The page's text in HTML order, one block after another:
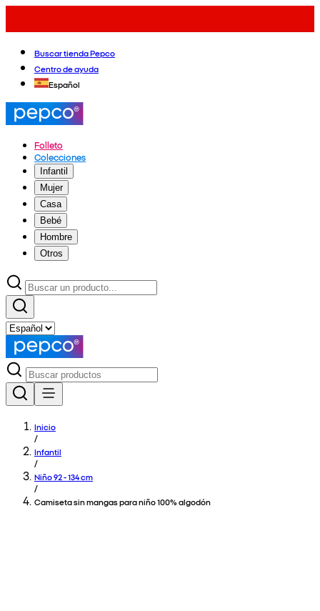
Buscar tienda Pepco
Centro de ayuda
Español
Folleto
Colecciones
Infantil
Mujer
Casa
Bebé
Hombre
Otros
Inicio
/
Infantil
/
Niño 92 - 134 cm
/
Camiseta sin mangas para niño 100% algodón